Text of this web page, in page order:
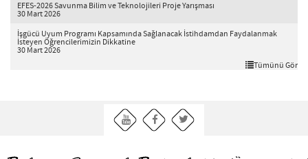
EFES-2026 Savunma Bilim ve Teknolojileri Proje Yarışması
30 Mart 2026
İşgücü Uyum Programı Kapsamında Sağlanacak İstihdamdan Faydalanmak
İsteyen Öğrencilerimizin Dikkatine
30 Mart 2026
Tümünü Gör